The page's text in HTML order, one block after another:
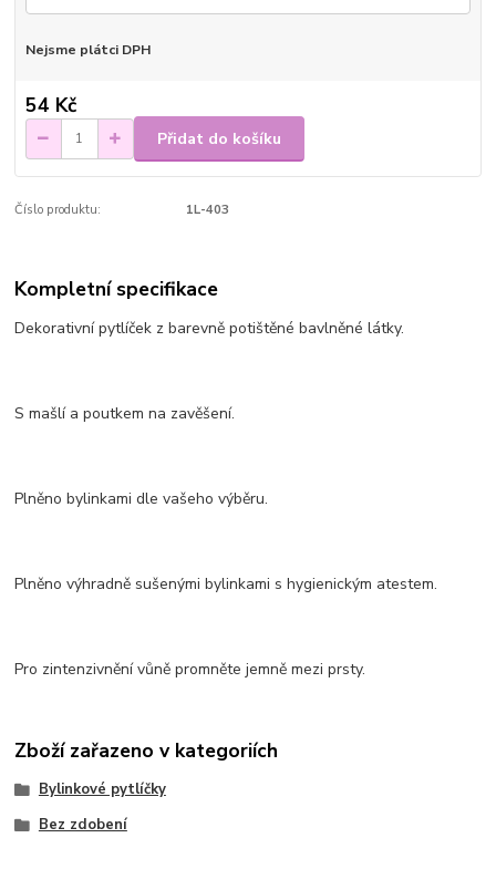
Nejsme plátci DPH
54 Kč
Přidat do košíku
Číslo produktu: 1L-403
Kompletní specifikace
Dekorativní pytlíček z barevně potištěné bavlněné látky.
S mašlí a poutkem na zavěšení.
Plněno bylinkami dle vašeho výběru.
Plněno výhradně sušenými bylinkami s hygienickým atestem.
Pro zintenzivnění vůně promněte jemně mezi prsty.
Zboží zařazeno v kategoriích
Bylinkové pytlíčky
Bez zdobení